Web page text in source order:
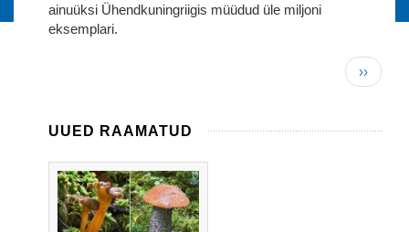
ainuüksi Ühendkuningriigis müüdud üle miljoni
eksemplari.
leht
››
UUED RAAMATUD